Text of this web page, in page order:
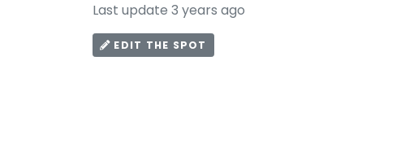
Last update 3 years ago
EDIT THE SPOT